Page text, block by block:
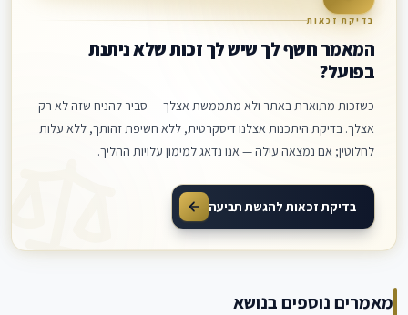
בדיקת זכאות
המאמר חשף לך שיש לך זכות שלא ניתנת
בפועל?
כשזכות מתוארת באתר ולא מתממשת אצלך — סביר להניח שזה לא רק
אצלך. בדיקת היתכנות אצלנו דיסקרטית, ללא חשיפת זהותך, ללא עלות
לחלוטין; אם נמצאה עילה — אנו נדאג למימון עלויות ההליך.
בדיקת זכאות להגשת תביעה
מאמרים נוספים בנושא